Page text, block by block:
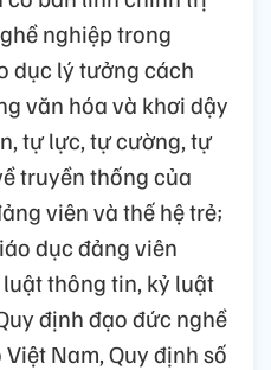
nghiệp trong
dục lý tưởng cách
văn hóa và khơi dậy
tự lực, tự cường, tự
truyền thống của
viên và thế hệ trẻ;
dục đảng viên
thông tin, kỷ luật
định đạo đức nghề
Nam, Quy định số